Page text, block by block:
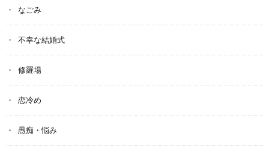
なごみ
不幸な結婚式
修羅場
恋冷め
愚痴・悩み